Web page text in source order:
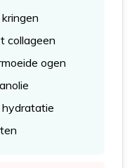
collageen
ogen
hydratatie